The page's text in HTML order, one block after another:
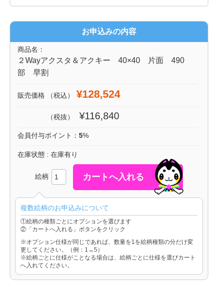
お申込みの内容
商品名：
２Wayアクスタ＆アクキー 40×40 片面 490
部 早割
販売価格 （税込） ¥128,524
（税抜） ¥116,840
会員付与ポイント： 5%
在庫状態 : 在庫有り
絵柄
複数絵柄のお申込みについて
①絵柄の種類ごとにオプションを選びます
②「カートへ入れる」ボタンをクリック
※オプション仕様が同じであれば、数量を1を絵柄種類の分だけ変
更してください。（例：1→5）
※絵柄ごとに仕様がことなる場合は、絵柄ごとに仕様を選びカート
へ入れてください。